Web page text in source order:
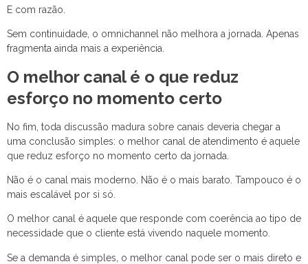
E com razão.
Sem continuidade, o omnichannel não melhora a jornada. Apenas
fragmenta ainda mais a experiência.
O melhor canal é o que reduz
esforço no momento certo
No fim, toda discussão madura sobre canais deveria chegar a
uma conclusão simples: o melhor canal de atendimento é aquele
que reduz esforço no momento certo da jornada.
Não é o canal mais moderno. Não é o mais barato. Tampouco é o
mais escalável por si só.
O melhor canal é aquele que responde com coerência ao tipo de
necessidade que o cliente está vivendo naquele momento.
Se a demanda é simples, o melhor canal pode ser o mais direto e